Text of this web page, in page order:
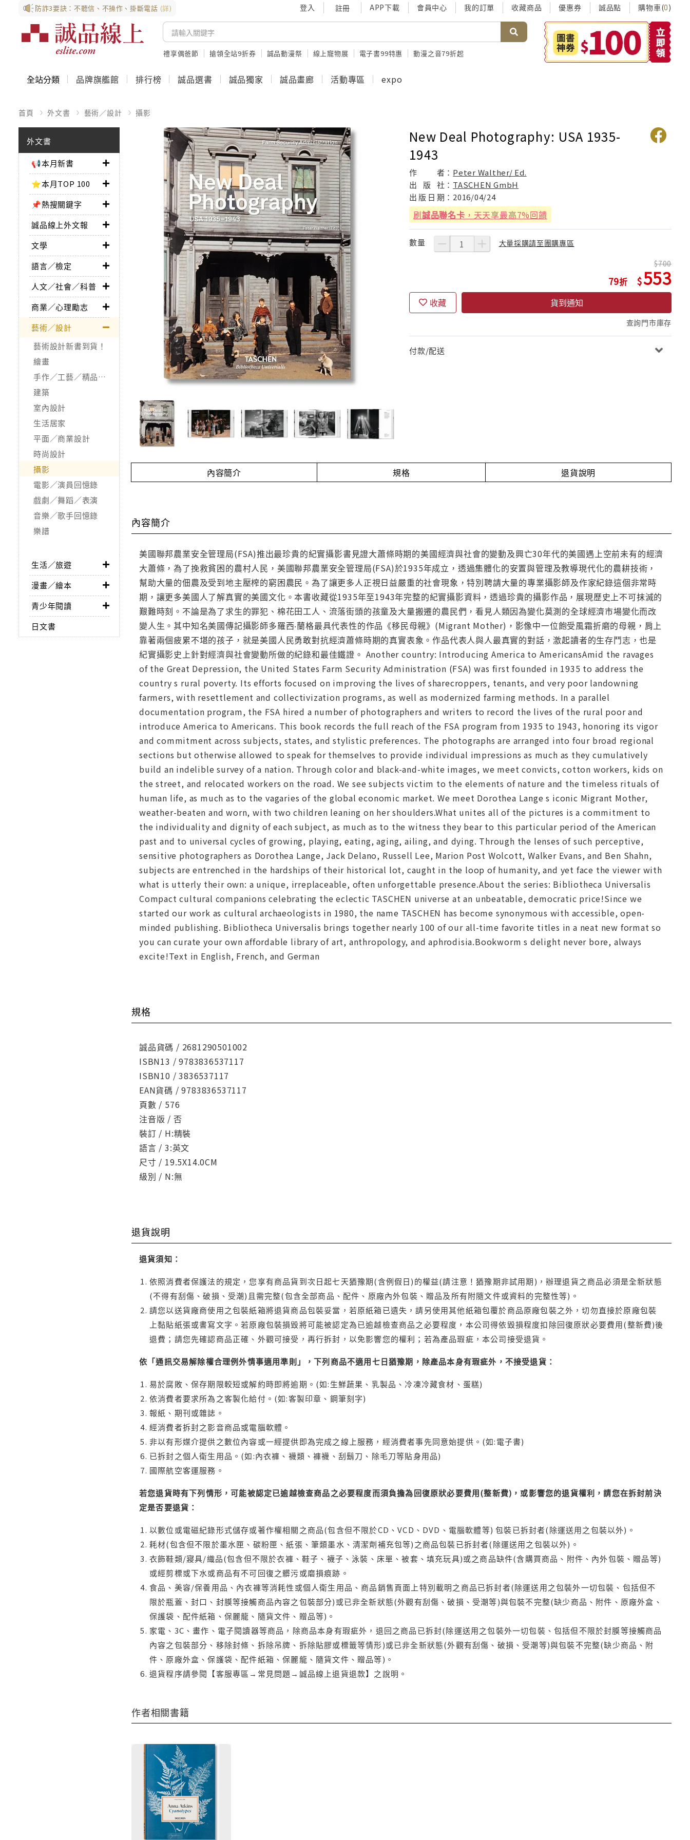
防詐3要訣：不聽信、不操作、掛斷電話 (詳) 登入 註冊 APP下載 會員中心 我的訂單 收藏商品 優惠券 誠品點 購物車(0)
禮享偶爸節 搶領全站9折券 誠品動漫祭 線上寵物展 電子書99特惠 動漫之音79折起
全站分類 品牌旗艦館 排行榜 誠品選書 誠品獨家 誠品畫廊 活動專區 expo
首頁 外文書 藝術／設計 攝影
外文書
📢本月新書
⭐本月TOP 100
📌熱搜關鍵字
誠品線上外文報
文學
語言／檢定
人文／社會／科普
商業／心理勵志
藝術／設計
藝術設計新書到貨！
繪畫
手作／工藝／精品收藏
建築
室內設計
生活居家
平面／商業設計
時尚設計
攝影
電影／演員回憶錄
戲劇／舞蹈／表演
音樂／歌手回憶錄
樂譜
生活／旅遊
漫畫／繪本
青少年閱讀
日文書
New Deal Photography: USA 1935-
1943
作 者： Peter Walther/ Ed.
出
版 社： TASCHEN GmbH
出 版 日 期： 2016/04/24
刷誠品聯名卡 ，天天享最高7%回饋
數量 大量採購請至團購專區
79
700
553
收藏 貨到通知
查詢門市庫存
付款/配送
內容簡介 規格 退貨說明
內容簡介
美國聯邦農業安全管理局(FSA)推出最珍貴的紀實攝影書見證大蕭條時期的美國經濟與社會的變動及興亡30年代的美國遇上空前未有的經濟
大蕭條，為了挽救貧困的農村人民，美國聯邦農業安全管理局(FSA)於1935年成立，透過集體化的安置與管理及教導現代化的農耕技術，
幫助大量的佃農及受到地主壓榨的窮困農民。為了讓更多人正視日益嚴重的社會現象，特別聘請大量的專業攝影師及作家紀錄這個非常時
期，讓更多美國人了解真實的美國文化。本書收藏從1935年至1943年完整的紀實攝影資料，透過珍貴的攝影作品，展現歷史上不可抹滅的
艱難時刻。不論是為了求生的罪犯、棉花田工人、流落街頭的孩童及大量搬遷的農民們，看見人類因為變化莫測的全球經濟市場變化而改
變人生。其中知名美國傳記攝影師多羅西‧蘭格最具代表性的作品《移民母親》(Migrant Mother)，影像中一位飽受風霜折磨的母親，肩上
靠著兩個疲累不堪的孩子，就是美國人民勇敢對抗經濟蕭條時期的真實表象。作品代表人與人最真實的對話，激起讀者的生存鬥志，也是
紀實攝影史上針對經濟與社會變動所做的紀錄和最佳鐵證。 Another country: Introducing America to AmericansAmid the ravages
of the Great Depression, the United States Farm Security Administration (FSA) was first founded in 1935 to address the
country s rural poverty. Its efforts focused on improving the lives of sharecroppers, tenants, and very poor landowning
farmers, with resettlement and collectivization programs, as well as modernized farming methods. In a parallel
documentation program, the FSA hired a number of photographers and writers to record the lives of the rural poor and
introduce America to Americans. This book records the full reach of the FSA program from 1935 to 1943, honoring its vigor
and commitment across subjects, states, and stylistic preferences. The photographs are arranged into four broad regional
sections but otherwise allowed to speak for themselves to provide individual impressions as much as they cumulatively
build an indelible survey of a nation. Through color and black-and-white images, we meet convicts, cotton workers, kids on
the street, and relocated workers on the road. We see subjects victim to the elements of nature and the timeless rituals of
human life, as much as to the vagaries of the global economic market. We meet Dorothea Lange s iconic Migrant Mother,
weather-beaten and worn, with two children leaning on her shoulders.What unites all of the pictures is a commitment to
the individuality and dignity of each subject, as much as to the witness they bear to this particular period of the American
past and to universal cycles of growing, playing, eating, aging, ailing, and dying. Through the lenses of such perceptive,
sensitive photographers as Dorothea Lange, Jack Delano, Russell Lee, Marion Post Wolcott, Walker Evans, and Ben Shahn,
subjects are entrenched in the hardships of their historical lot, caught in the loop of humanity, and yet face the viewer with
what is utterly their own: a unique, irreplaceable, often unforgettable presence.About the series: Bibliotheca Universalis
Compact cultural companions celebrating the eclectic TASCHEN universe at an unbeatable, democratic price!Since we
started our work as cultural archaeologists in 1980, the name TASCHEN has become synonymous with accessible, open-
minded publishing. Bibliotheca Universalis brings together nearly 100 of our all-time favorite titles in a neat new format so
you can curate your own affordable library of art, anthropology, and aphrodisia.Bookworm s delight never bore, always
excite!Text in English, French, and German
規格
誠品貨碼 / 2681290501002
ISBN13 / 9783836537117
ISBN10 / 3836537117
EAN貨碼 / 9783836537117
頁數 / 576
注音版 / 否
裝訂 / H:精裝
語言 / 3:英文
尺寸 / 19.5X14.0CM
級別 / N:無
退貨說明
退貨須知：
依照消費者保護法的規定，您享有商品貨到次日起七天猶豫期(含例假日)的權益(請注意！猶豫期非試用期)，辦理退貨之商品必須是全新狀態
(不得有刮傷、破損、受潮)且需完整(包含全部商品、配件、原廠內外包裝、贈品及所有附隨文件或資料的完整性等)。
請您以送貨廠商使用之包裝紙箱將退貨商品包裝妥當，若原紙箱已遺失，請另使用其他紙箱包覆於商品原廠包裝之外，切勿直接於原廠包裝
上黏貼紙張或書寫文字。若原廠包裝損毀將可能被認定為已逾越檢查商品之必要程度，本公司得依毀損程度扣除回復原狀必要費用(整新費)後
退費；請您先確認商品正確、外觀可接受，再行拆封，以免影響您的權利；若為產品瑕疵，本公司接受退貨。
依「通訊交易解除權合理例外情事適用準則」，下列商品不適用七日猶豫期，除產品本身有瑕疵外，不接受退貨：
易於腐敗、保存期限較短或解約時即將逾期。(如:生鮮蔬果、乳製品、冷凍冷藏食材、蛋糕)
依消費者要求所為之客製化給付。(如:客製印章、鋼筆刻字)
報紙、期刊或雜誌。
經消費者拆封之影音商品或電腦軟體。
非以有形媒介提供之數位內容或一經提供即為完成之線上服務，經消費者事先同意始提供。(如:電子書)
已拆封之個人衛生用品。(如:內衣褲、襪類、褲襪、刮鬍刀、除毛刀等貼身用品)
國際航空客運服務。
若您退貨時有下列情形，可能被認定已逾越檢查商品之必要程度而須負擔為回復原狀必要費用(整新費)，或影響您的退貨權利，請您在拆封前決
定是否要退貨：
以數位或電磁紀錄形式儲存或著作權相關之商品(包含但不限於CD、VCD、DVD、電腦軟體等) 包裝已拆封者(除運送用之包裝以外)。
耗材(包含但不限於墨水匣、碳粉匣、紙張、筆類墨水、清潔劑補充包等)之商品包裝已拆封者(除運送用之包裝以外)。
衣飾鞋類/寢具/織品(包含但不限於衣褲、鞋子、襪子、泳裝、床單、被套、填充玩具)或之商品缺件(含購買商品、附件、內外包裝、贈品等)
或經剪標或下水或商品有不可回復之髒污或磨損痕跡。
食品、美容/保養用品、內衣褲等消耗性或個人衛生用品、商品銷售頁面上特別載明之商品已拆封者(除運送用之包裝外一切包裝、包括但不
限於瓶蓋、封口、封膜等接觸商品內容之包裝部分)或已非全新狀態(外觀有刮傷、破損、受潮等)與包裝不完整(缺少商品、附件、原廠外盒、
保護袋、配件紙箱、保麗龍、隨貨文件、贈品等)。
家電、3C、畫作、電子閱讀器等商品，除商品本身有瑕疵外，退回之商品已拆封(除運送用之包裝外一切包裝、包括但不限於封膜等接觸商品
內容之包裝部分、移除封條、拆除吊牌、拆除貼膠或標籤等情形)或已非全新狀態(外觀有刮傷、破損、受潮等)與包裝不完整(缺少商品、附
件、原廠外盒、保護袋、配件紙箱、保麗龍、隨貨文件、贈品等)。
退貨程序請參閱【客服專區→常見問題→誠品線上退貨退款】之說明。
作者相關書籍